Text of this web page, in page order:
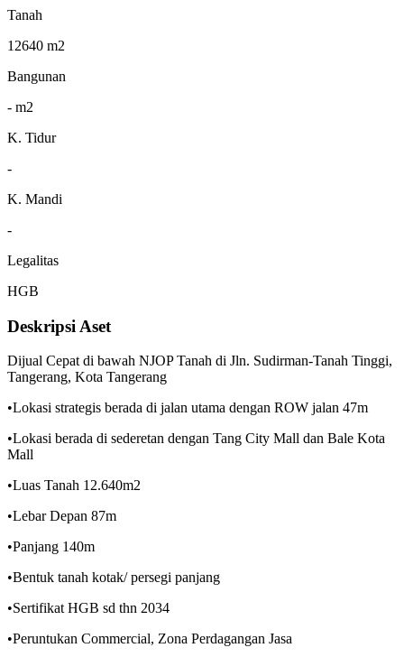
Tanah
12640 m2
Bangunan
- m2
K. Tidur
-
K. Mandi
-
Legalitas
HGB
Deskripsi Aset
Dijual Cepat di bawah NJOP Tanah di Jln. Sudirman-Tanah Tinggi,
Tangerang, Kota Tangerang
•Lokasi strategis berada di jalan utama dengan ROW jalan 47m
•Lokasi berada di sederetan dengan Tang City Mall dan Bale Kota
Mall
•Luas Tanah 12.640m2
•Lebar Depan 87m
•Panjang 140m
•Bentuk tanah kotak/ persegi panjang
•Sertifikat HGB sd thn 2034
•Peruntukan Commercial, Zona Perdagangan Jasa